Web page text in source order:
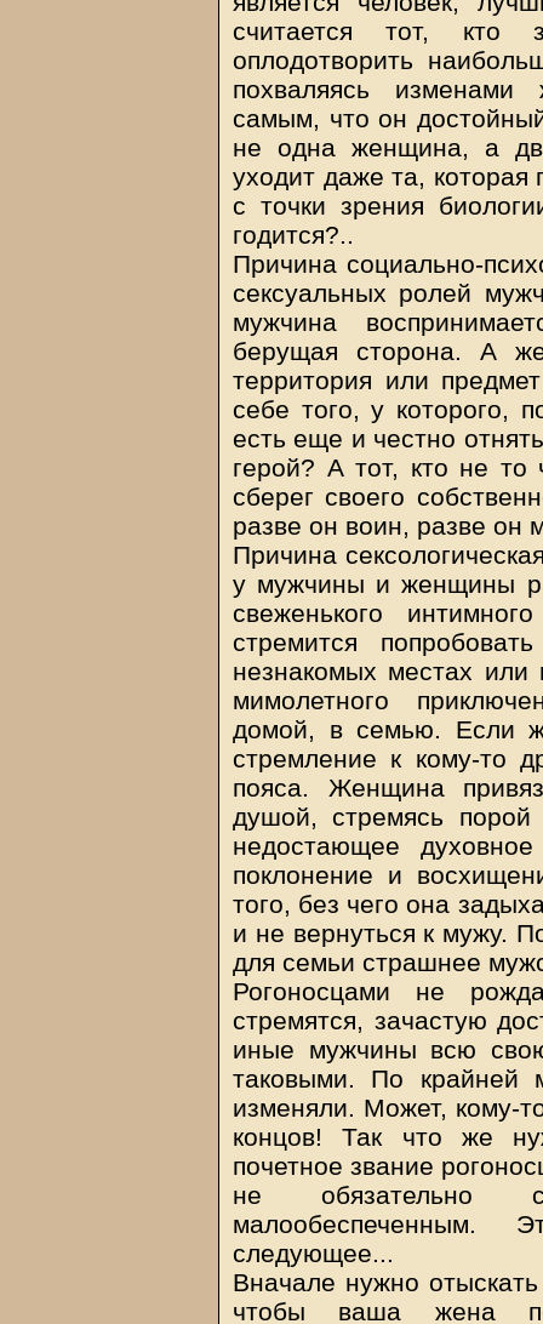
считается тот, кто
оплодотворить
похваляясь
самым, что он
не одна женщина, а
уходит даже та, которая
с точки зрения
годится?..
Причина социально-
сексуальных ролей
мужчина
берущая сторона. А
территория или
себе того, у которого,
есть еще и честно
герой? А тот, кто не
сберег своего
разве он воин, разве он
Причина
у мужчины и женщины
свеженького
стремится
незнакомых местах или
мимолетного
домой, в семью. Если
стремление к кому-то
пояса. Женщина
душой, стремясь порой
недостающее
поклонение и
того, без чего она
и не вернуться к мужу.
для семьи страшнее
Рогоносцами не
стремятся, зачастую
иные мужчины всю
таковыми. По
изменяли. Может, кому-
концов! Так что же
почетное звание
не обязательно
следующее...
Вначале нужно
чтобы ваша жена